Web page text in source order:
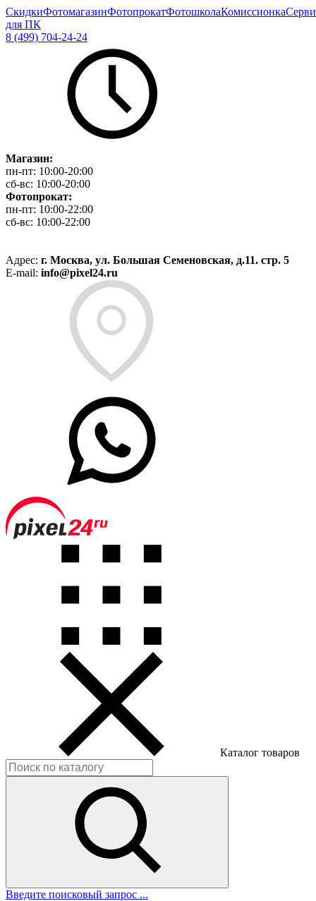
СкидкиФотомагазинФотопрокатФотошколаКомиссионка
для ПК
8 (499) 704-24-24
Магазин:
пн-пт: 10:00-20:00
сб-вс: 10:00-20:00
Фотопрокат:
пн-пт: 10:00-22:00
сб-вс: 10:00-22:00
Адрес: г. Москва, ул. Большая Семеновская, д.11. стр. 5
E-mail: info@pixel24.ru
Каталог товаров
Введите поисковый запрос ...